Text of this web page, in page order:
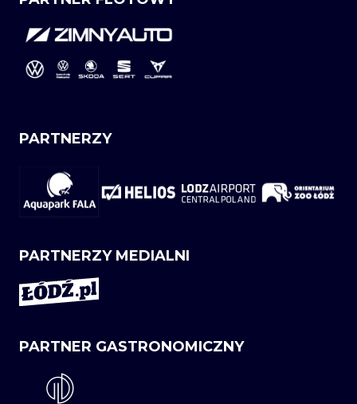
PARTNERZY
PARTNERZY MEDIALNI
PARTNER GASTRONOMICZNY